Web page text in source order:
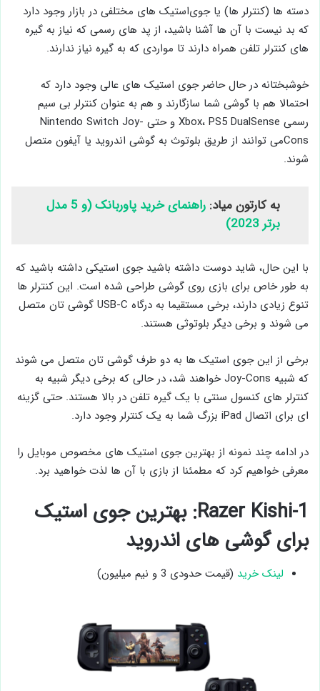
دسته ‌ها (کنترلر ها) یا جوی‌استیک های مختلفی در بازار وجود دارد
که بد نیست با ‌آن ها آشنا باشید، از پد های رسمی که نیاز به گیره‌
های کنترلر تلفن همراه دارند تا مواردی که به گیره نیاز ندارند.
خوشبختانه در حال حاضر جوی ‌استیک های عالی وجود دارد که
احتمالا هم با گوشی شما سازگارند و هم به عنوان کنترلر بی ‌سیم
رسمی Xbox، PS5 DualSense و حتی Nintendo Switch Joy-
Consمی ‌توانند از طریق بلوتوث به گوشی اندروید یا آیفون متصل
شوند.
به کارتون میاد:
راهنمای خرید پاوربانک (و 5 مدل
برتر 2023)
با این حال، شاید دوست داشته باشید جوی ‌استیکی داشته باشید که
به طور خاص برای بازی روی گوشی طراحی شده است. این کنترلر ها
تنوع زیادی دارند، برخی مستقیما به درگاه USB-C گوشی تان متصل
می ‌شوند و برخی دیگر بلوتوثی هستند.
برخی از این جوی ‌استیک ها به دو طرف گوشی تان متصل می‌ شوند
که شبیه Joy-Cons خواهند شد، در حالی که برخی دیگر شبیه به
کنترلر های کنسول سنتی با یک گیره تلفن در بالا هستند. حتی گزینه‌
ای برای اتصال iPad بزرگ شما به یک کنترلر وجود دارد.
در ادامه چند نمونه از بهترین جوی ‌استیک های مخصوص موبایل را
معرفی خواهیم کرد که مطمئنا از بازی با آن ها لذت خواهید برد.
1-Razer Kishi: بهترین جوی ‌استیک
برای گوشی‌ های اندروید
لینک خرید (قیمت حدودی 3 و نیم میلیون)